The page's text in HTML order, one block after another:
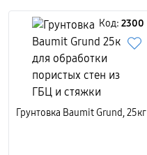
Код: 2300
Грунтовка Baumit Grund, 25кг